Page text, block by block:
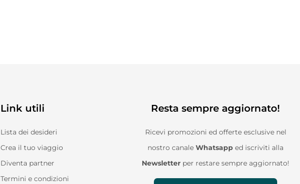
Link utili
Lista dei desideri
Crea il tuo viaggio
Diventa partner
Termini e condizioni
Resta sempre aggiornato!
Ricevi promozioni ed offerte esclusive nel
nostro canaleWhatsapp ed iscriviti alla
Newsletter per restare sempre aggiornato!